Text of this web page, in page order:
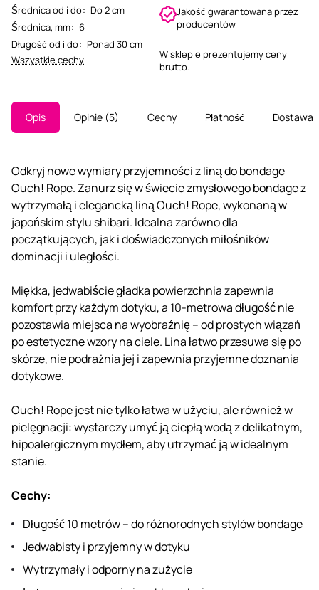
Średnica od i do: Do 2 cm
Średnica, mm: 6
Długość od i do: Ponad 30 cm
Wszystkie cechy
Jakość gwarantowana przez
producentów
W sklepie prezentujemy ceny
brutto.
Opis Opinie 5 Cechy Płatność Dostawa
Odkryj nowe wymiary przyjemności z liną do bondage
Ouch! Rope. Zanurz się w świecie zmysłowego bondage z
wytrzymałą i elegancką liną Ouch! Rope, wykonaną w
japońskim stylu shibari. Idealna zarówno dla
początkujących, jak i doświadczonych miłośników
dominacji i uległości.
Miękka, jedwabiście gładka powierzchnia zapewnia
komfort przy każdym dotyku, a 10-metrowa długość nie
pozostawia miejsca na wyobraźnię – od prostych wiązań
po estetyczne wzory na ciele. Lina łatwo przesuwa się po
skórze, nie podrażnia jej i zapewnia przyjemne doznania
dotykowe.
Ouch! Rope jest nie tylko łatwa w użyciu, ale również w
pielęgnacji: wystarczy umyć ją ciepłą wodą z delikatnym,
hipoalergicznym mydłem, aby utrzymać ją w idealnym
stanie.
Cechy:
Długość 10 metrów – do różnorodnych stylów bondage
Jedwabisty i przyjemny w dotyku
Wytrzymały i odporny na zużycie